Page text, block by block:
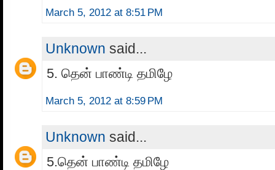
March 5, 2012 at 8:51 PM
Unknown said...
5. தென் பாண்டி தமிழே
March 5, 2012 at 8:59 PM
Unknown said...
5.தென் பாண்டி தமிழே